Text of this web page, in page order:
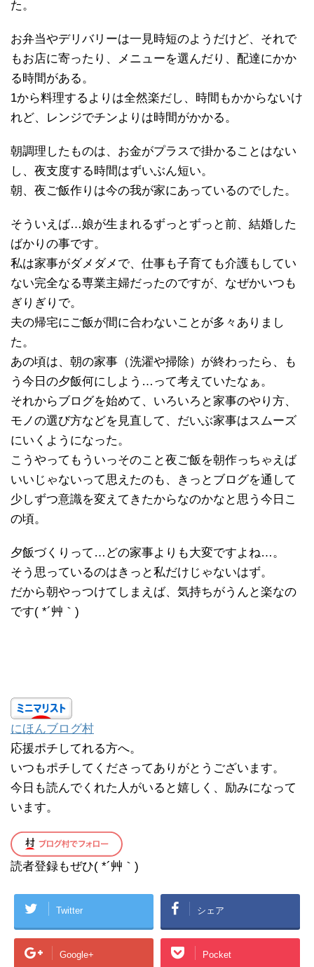
た。
お弁当やデリバリーは一見時短のようだけど、それで
もお店に寄ったり、メニューを選んだり、配達にかか
る時間がある。
1から料理するよりは全然楽だし、時間もかからないけ
れど、レンジでチンよりは時間がかかる。
朝調理したものは、お金がプラスで掛かることはない
し、夜支度する時間はずいぶん短い。
朝、夜ご飯作りは今の我が家にあっているのでした。
そういえば…娘が生まれるずっとずっと前、結婚した
ばかりの事です。
私は家事がダメダメで、仕事も子育ても介護もしてい
ない完全なる専業主婦だったのですが、なぜかいつも
ぎりぎりで。
夫の帰宅にご飯が間に合わないことが多々ありまし
た。
あの頃は、朝の家事（洗濯や掃除）が終わったら、も
う今日の夕飯何にしよう…って考えていたなぁ。
それからブログを始めて、いろいろと家事のやり方、
モノの選び方などを見直して、だいぶ家事はスムーズ
にいくようになった。
こうやってもういっそのこと夜ご飯を朝作っちゃえば
いいじゃないって思えたのも、きっとブログを通して
少しずつ意識を変えてきたからなのかなと思う今日こ
の頃。
夕飯づくりって…どの家事よりも大変ですよね…。
そう思っているのはきっと私だけじゃないはず。
だから朝やっつけてしまえば、気持ちがうんと楽なの
です( *´艸｀)
にほんブログ村
応援ポチしてれる方へ。
いつもポチしてくださってありがとうございます。
今日も読んでくれた人がいると嬉しく、励みになって
います。
読者登録もぜひ( *´艸｀)
Twitter シェア
Google+ Pocket